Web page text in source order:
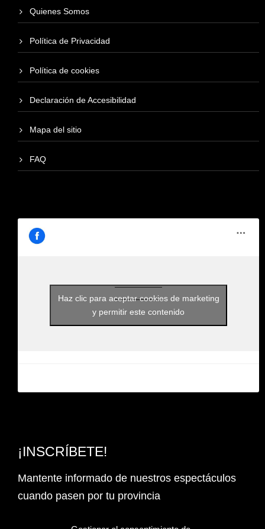
Quienes Somos
Política de Privacidad
Política de cookies
Declaración de Accesibilidad
Mapa del sitio
FAQ
Haz clic para aceptar cookies de marketing
y permitir este contenido
¡INSCRÍBETE!
Mantente informado de nuestros espectáculos
cuando pasen por tu provincia